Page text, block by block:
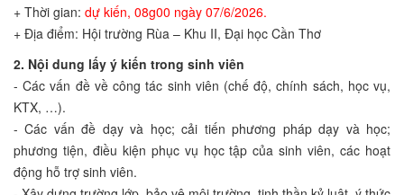
+ Thời gian: dự kiến, 08g00 ngày 07/6/2026.
+ Địa điểm: Hội trường Rùa – Khu II, Đại học Cần Thơ
2. Nội dung lấy ý kiến ​​​​trong sinh viên
- Các vấn đề về công tác sinh viên (chế độ, chính sách, học vụ,
KTX, …).
- Các vấn đề dạy và học; cải tiến phương pháp dạy và học;
phương tiện, điều kiện phục vụ học tập của sinh viên, các hoạt
động hỗ trợ sinh viên.